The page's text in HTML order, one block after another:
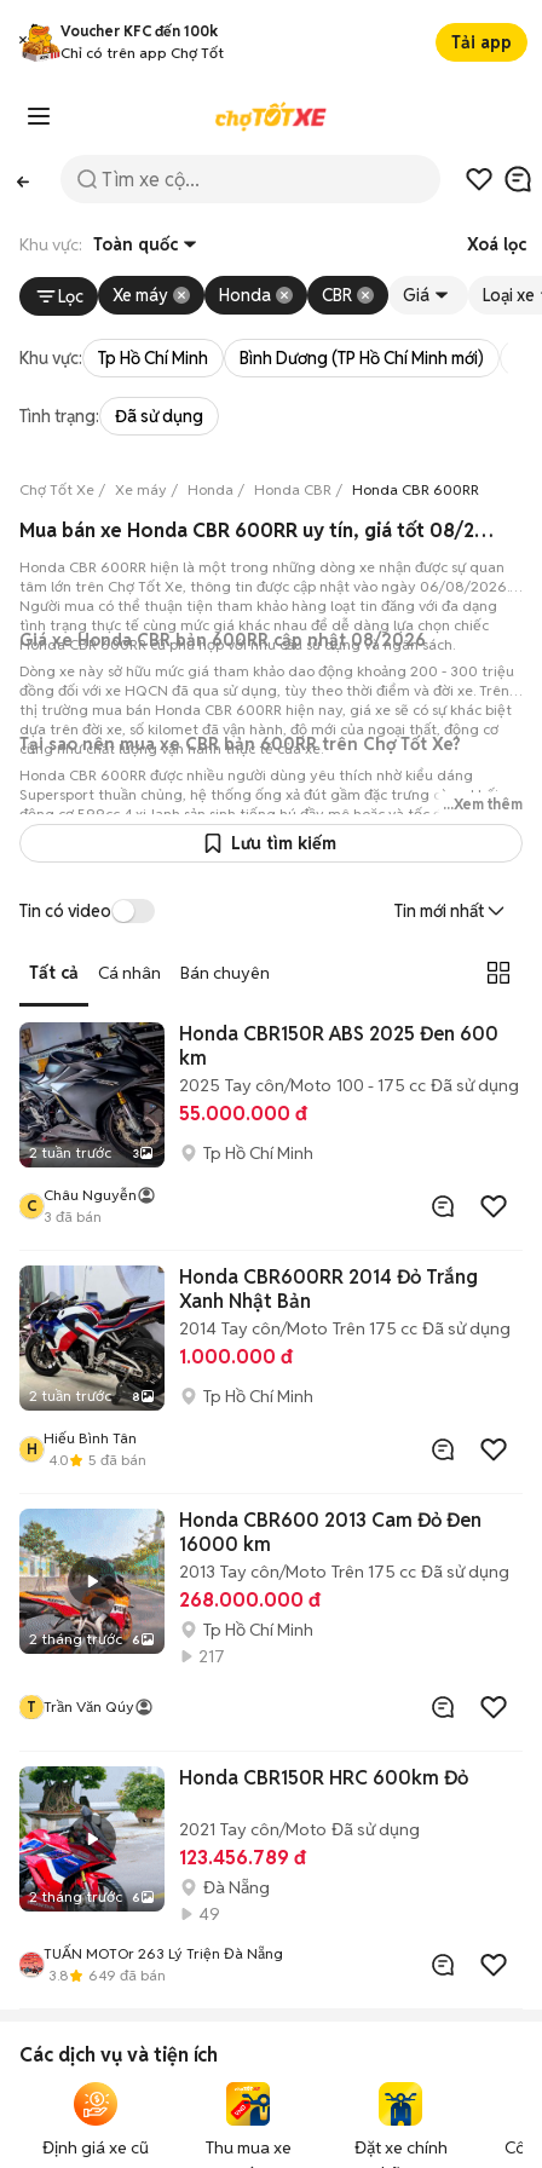
Voucher KFC đến 100k
Chỉ có trên app Chợ Tốt
Tải app
Khu vực: Toàn quốc Xoá lọc
Lọc Xe máy Honda CBR Giá Loại xe
Khu vực: Tp Hồ Chí Minh Bình Dương (TP Hồ Chí Minh mới)
Tình trạng: Đã sử dụng
Chợ Tốt Xe Xe máy Honda Honda CBR Honda CBR 600RR
Mua bán xe Honda CBR 600RR uy tín, giá tốt 08/2026
Honda CBR 600RR hiện là một trong những dòng xe nhận được sự quan
tâm lớn trên Chợ Tốt Xe, thông tin được cập nhật vào ngày 06/08/2026.
Người mua có thể thuận tiện tham khảo hàng loạt tin đăng với đa dạng
tình trạng thực tế cùng mức giá khác nhau để dễ dàng lựa chọn chiếc
Honda CBR 600RR cũ phù hợp với nhu cầu sử dụng và ngân sách.
Giá xe Honda CBR bản 600RR cập nhật 08/2026
Dòng xe này sở hữu mức giá tham khảo dao động khoảng 200 - 300 triệu
đồng đối với xe HQCN đã qua sử dụng, tùy theo thời điểm và đời xe. Trên
thị trường mua bán Honda CBR 600RR hiện nay, giá xe sẽ có sự khác biệt
dựa trên đời xe, số kilomet đã vận hành, độ mới của ngoại thất, động cơ
cũng như chất lượng vận hành thực tế của xe.
Tại sao nên mua xe CBR bản 600RR trên Chợ Tốt Xe?
Honda CBR 600RR được nhiều người dùng yêu thích nhờ kiểu dáng
Supersport thuần chủng, hệ thống ống xả đút gầm đặc trưng cùng khối
động cơ 599cc 4 xi-lanh sản sinh tiếng hú đầy mê hoặc và tốc độ xé gió
trên đường đua. Tại Chợ Tốt Xe, người dùng có thể dễ dàng so sánh nhiều
lựa chọn xe cũ và mới từ các nguồn uy tín để tìm được chiếc phương tiện
...Xem thêm
Lưu tìm kiếm
Tin có video Tin mới nhất
Tất cả Cá nhân Bán chuyên
2 tuần trước 3
Honda CBR150R ABS 2025 Đen 600
km
2025 Tay côn/Moto 100 - 175 cc Đã sử dụng
55.000.000 đ
Tp Hồ Chí Minh
C
Châu Nguyễn
3 đã bán
2 tuần trước 8
Honda CBR600RR 2014 Đỏ Trắng
Xanh Nhật Bản
2014 Tay côn/Moto Trên 175 cc Đã sử dụng
1.000.000 đ
Tp Hồ Chí Minh
H
Hiếu Bình Tân
4.0
5 đã bán
2 tháng trước 6
Honda CBR600 2013 Cam Đỏ Đen
16000 km
2013 Tay côn/Moto Trên 175 cc Đã sử dụng
268.000.000 đ
Tp Hồ Chí Minh
217
T Trần Văn Qúy
2 tháng trước 6
Honda CBR150R HRC 600km Đỏ
2021 Tay côn/Moto Đã sử dụng
123.456.789 đ
Đà Nẵng
49
TUẤN MOTOr 263 Lý Triện Đà Nẵng
3.8
649 đã bán
Các dịch vụ và tiện ích
Định giá xe cũ
Thu mua xe
Đặt xe chính